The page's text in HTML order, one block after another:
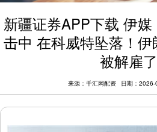
新疆证券APP下载 伊
击中 在科威特坠落！
被解雇了
来源：千汇网配资 日期：